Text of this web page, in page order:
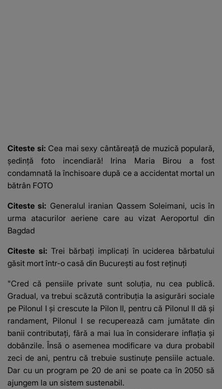
Citeste si: Cea mai sexy cântăreață de muzică populară,
ședință foto incendiară! Irina Maria Birou a fost
condamnată la închisoare după ce a accidentat mortal un
bătrân FOTO
Citeste si: Generalul iranian Qassem Soleimani, ucis în
urma atacurilor aeriene care au vizat Aeroportul din
Bagdad
Citeste si:Trei bărbaţi implicaţi în uciderea bărbatului
găsit mort într-o casă din Bucureşti au fost reţinuţi
"Cred că pensiile private sunt soluția, nu cea publică.
Gradual, va trebui scăzută contribuția la asigurări sociale
pe Pilonul I și crescute la Pilon II, pentru că Pilonul II dă și
randament, Pilonul I se recuperează cam jumătate din
banii contributați, fără a mai lua în considerare inflația și
dobânzile. Însă o asemenea modificare va dura probabil
zeci de ani, pentru că trebuie sustinuțe pensiile actuale.
Dar cu un program pe 20 de ani se poate ca în 2050 să
ajungem la un sistem sustenabil.